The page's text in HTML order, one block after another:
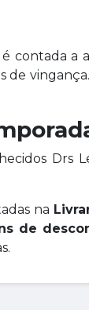
contada a
Drs
na
de